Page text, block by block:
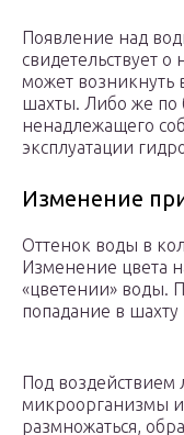
Появление над
свидетельствует
может возникнуть
шахты. Либо же по
ненадлежащего
эксплуатации
Изменение
Оттенок воды в
Изменение цвета
«цветении» воды.
попадание в
Под воздействием
микроорганизмы
размножаться,